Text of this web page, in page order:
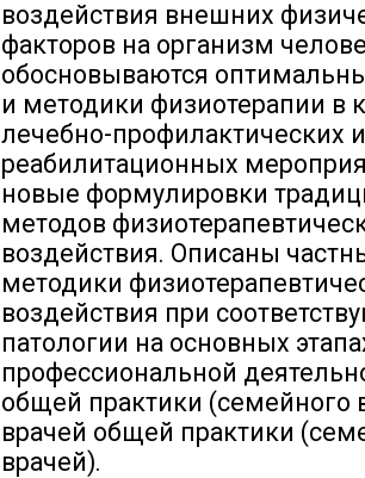
воздействия внешних
факторов на организм
обосновываются
и методики физиотерапии в
лечебно-профилактических и
реабилитационных
новые формулировки
методов
воздействия. Описаны
методики
воздействия при
патологии на основных
профессиональной
общей практики (семейного
врачей общей практики
врачей).